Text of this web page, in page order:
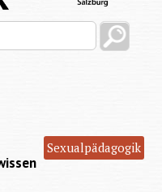
this site
Sexualpädagogik